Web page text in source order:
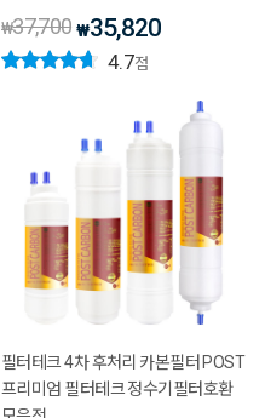
₩37,700 ₩35,820
4.7점
필터테크 4차 후처리 카본필터 POST
프리미엄 필터테크 정수기필터호환